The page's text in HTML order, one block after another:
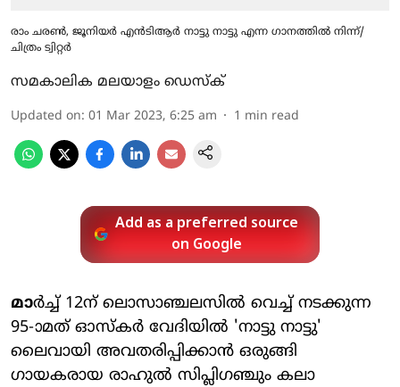
രാം ചരൺ, ജൂനിയർ എൻടിആർ നാട്ടു നാട്ടു എന്ന ​ഗാനത്തിൽ നിന്ന്/
ചിത്രം ട്വിറ്റർ
സമകാലിക മലയാളം ഡെസ്ക്
Updated on: 01 Mar 2023, 6:25 am 1 min read
Add as a preferred source
on Google
മാർച്ച് 12ന് ലൊസാഞ്ചലസിൽ വെച്ച് നടക്കുന്ന
95-ാമത് ഓസ്‌കർ വേദിയിൽ 'നാട്ടു നാട്ടു'
ലൈവായി അവതരിപ്പിക്കാൻ ഒരുങ്ങി
ഗായകരായ രാഹുൽ സിപ്ലിഗഞ്ചും കലാ